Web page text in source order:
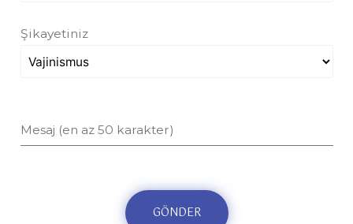
Şikayetiniz
Mesaj (en az 50 karakter)
GÖNDER